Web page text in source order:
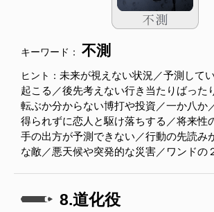
キーワード： 不測
ヒント： 未来が視えない状況／予測して
起こる／後先考えない行き当たりばった
転ぶか分からない博打や投資／一か八か
得られずに恋人と駆け落ちする／将来性
手の出方が予測できない／行動の先読み
な敵／悪天候や突発的な災害／ワンドの
8.道化役